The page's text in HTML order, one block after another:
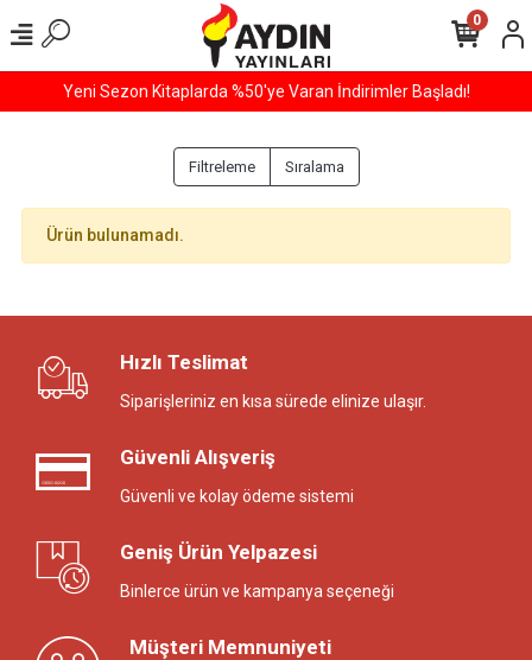
Yeni Sezon Kitaplarda %50'ye Varan İndirimler Başladı!
0
Filtreleme Sıralama
Ürün bulunamadı.
Hızlı Teslimat
Siparişleriniz en kısa sürede elinize ulaşır.
Güvenli Alışveriş
Güvenli ve kolay ödeme sistemi
Geniş Ürün Yelpazesi
Binlerce ürün ve kampanya seçeneği
Müşteri Memnuniyeti